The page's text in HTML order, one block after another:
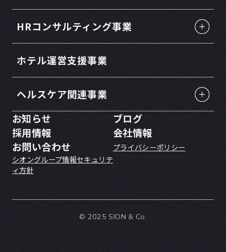
HRコンサルティング事業
ホテル運営支援事業
ヘルスケア関連事業
お知らせ
ブログ
採用情報
会社情報
お問い合わせ
プライバシーポリシー
シオングループ情報セキュリテ
ィ方針
© 2025 SION & Co.